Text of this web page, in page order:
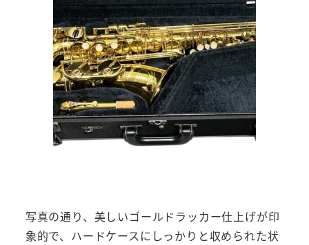
写真の通り、美しいゴールドラッカー仕上げが印
象的で、ハードケースにしっかりと収められた状